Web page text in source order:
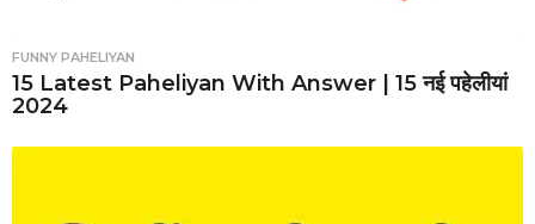
FUNNY PAHELIYAN
15 Latest Paheliyan With Answer | 15 नई पहेलीयां
2024